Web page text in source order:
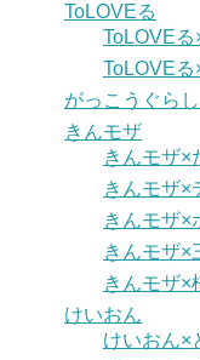
ToLOVEる
ToLOVEる
ToLOVE
がっこうぐら
きんモザ
きんモザ×
きんモザ×
きんモザ×
きんモザ×
きんモザ×
けいおん
けいおん×